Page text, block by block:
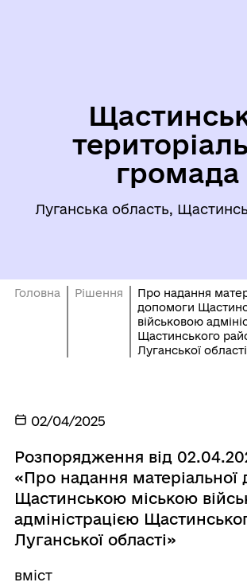
громада
Луганська область,
Головна Рішення
Про надання
допомоги
військовою
Щастинського
Луганської області
02/04/2025
Розпорядження від
«Про надання матеріальної
Щастинською міською
адміністрацією
Луганської області»
вміст